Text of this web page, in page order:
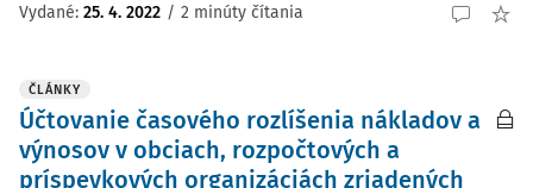
Vydané: 25. 4. 2022 / 2 minúty čítania
ČLÁNKY
Účtovanie časového rozlíšenia nákladov a
výnosov v obciach, rozpočtových a
príspevkových organizáciách zriadených